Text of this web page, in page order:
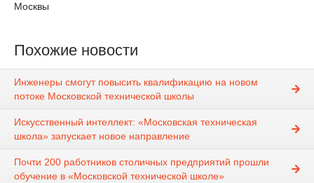
Москвы
Похожие новости
Инженеры смогут повысить квалификацию на новом
потоке Московской технической школы
Искусственный интеллект: «Московская техническая
школа» запускает новое направление
Почти 200 работников столичных предприятий прошли
обучение в «Московской технической школе»